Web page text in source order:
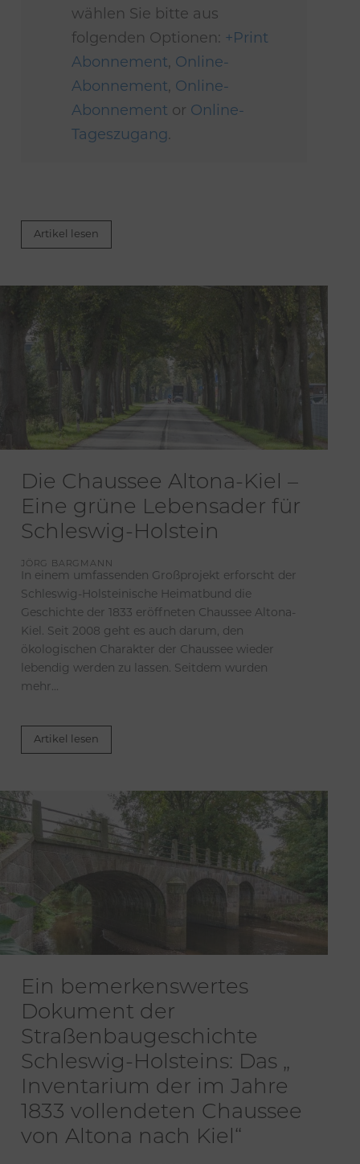
wählen Sie bitte aus
folgenden Optionen: +Print
Abonnement, Online-
Abonnement, Online-
Abonnement or Online-
Tageszugang.
Artikel lesen
Die Chaussee Altona-Kiel –
Eine grüne Lebensader für
Schleswig-Holstein
JÖRG BARGMANN
In einem umfassenden Großprojekt erforscht der
Schleswig-Holsteinische Heimatbund die
Geschichte der 1833 eröffneten Chaussee Altona-
Kiel. Seit 2008 geht es auch darum, den
ökologischen Charakter der Chaussee wieder
lebendig werden zu lassen. Seitdem wurden
mehr...
Artikel lesen
Ein bemerkenswertes
Dokument der
Straßenbaugeschichte
Schleswig-Holsteins: Das „
Inventarium der im Jahre
1833 vollendeten Chaussee
von Altona nach Kiel“